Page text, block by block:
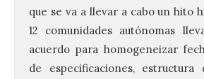
que se va a llevar a cabo un hito
12 comunidades autónomas
acuerdo para homogeneizar
de especificaciones,